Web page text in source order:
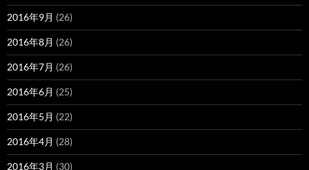
2016年9月 (26)
2016年8月 (26)
2016年7月 (26)
2016年6月 (25)
2016年5月 (22)
2016年4月 (28)
2016年3月 (30)